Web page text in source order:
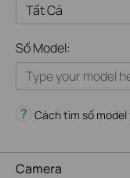
Tất Cả
Thiết Bị Mạng
Nhà Thông Minh
Giải Pháp Doanh
Dịch Vụ Viễn Thông
Số Model:
Cách tìm số
Camera